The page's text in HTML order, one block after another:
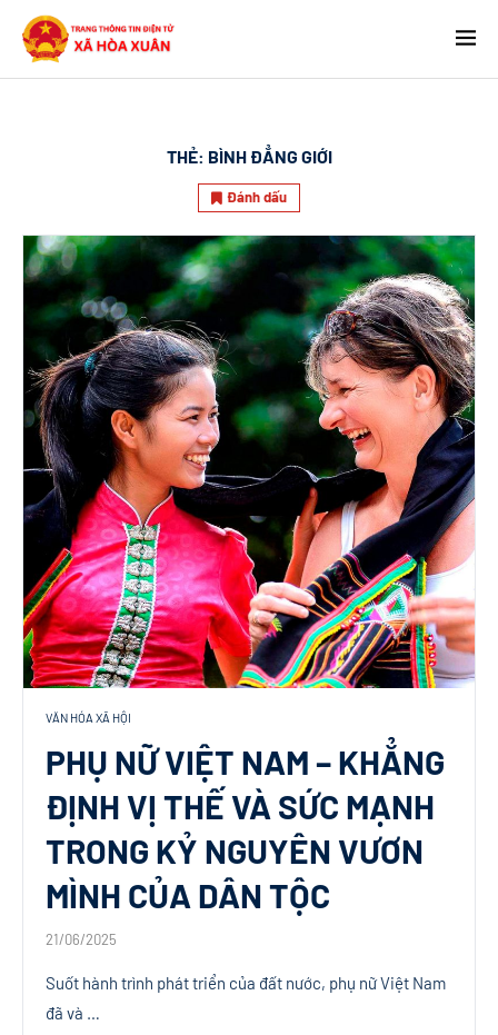
THẺ: BÌNH ĐẲNG GIỚI
Đánh dấu
VĂN HÓA XÃ HỘI
PHỤ NỮ VIỆT NAM – KHẲNG
ĐỊNH VỊ THẾ VÀ SỨC MẠNH
TRONG KỶ NGUYÊN VƯƠN
MÌNH CỦA DÂN TỘC
21/06/2025
Suốt hành trình phát triển của đất nước, phụ nữ Việt Nam
đã và …